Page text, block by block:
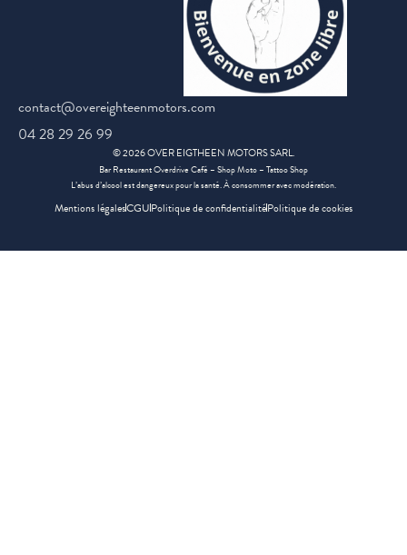
contact@overeighteenmotors.com
04 28 29 26 99
©2026OVER EIGTHEEN MOTORS SARL.
Bar Restaurant Overdrive Café – Shop Moto – Tattoo Shop
L’abus d’alcool est dangereux pour la santé. À consommer avec modération.
Mentions légalesCGUPolitique de confidentialitéPolitique de cookies